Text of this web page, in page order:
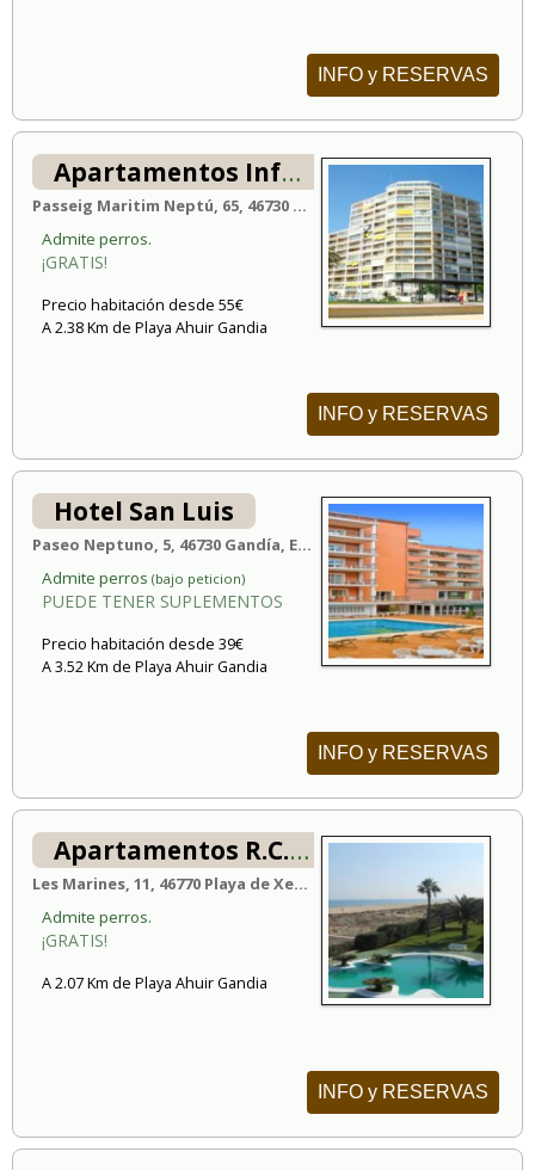
INFO y RESERVAS
Apartamentos Infante
Passeig Maritim Neptú, 65, 46730 Gandía, España
Admite perros.
¡GRATIS!
Precio habitación desde 55€
A 2.38 Km de Playa Ahuir Gandia
INFO y RESERVAS
Hotel San Luis
Paseo Neptuno, 5, 46730 Gandía, España
Admite perros (bajo peticion)
PUEDE TENER SUPLEMENTOS
Precio habitación desde 39€
A 3.52 Km de Playa Ahuir Gandia
INFO y RESERVAS
Apartamentos R.C. Deltamar I
Les Marines, 11, 46770 Playa de Xeraco, España
Admite perros.
¡GRATIS!
A 2.07 Km de Playa Ahuir Gandia
INFO y RESERVAS